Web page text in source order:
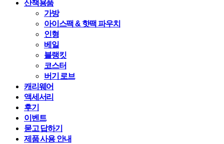
산책용품
가방
아이스팩 & 핫팩 파우치
인형
베일
블랭킷
코스터
버기 로브
캐리웨어
액세서리
후기
이벤트
묻고 답하기
제품 사용 안내